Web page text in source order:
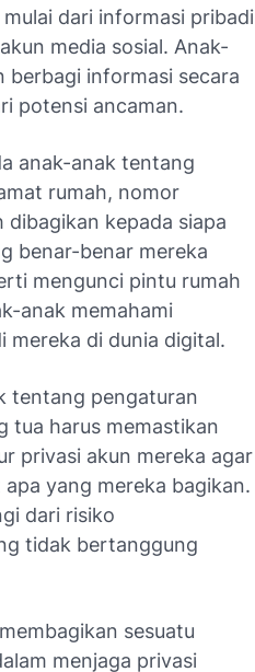
dari informasi pribadi
media sosial. Anak-
berbagi informasi secara
potensi ancaman.
anak-anak tentang
rumah, nomor
kepada siapa
benar-benar mereka
mengunci pintu rumah
anak memahami
mereka di dunia digital.
tentang pengaturan
tua harus memastikan
privasi akun mereka agar
yang mereka bagikan.
dari risiko
tidak bertanggung
sesuatu
menjaga privasi